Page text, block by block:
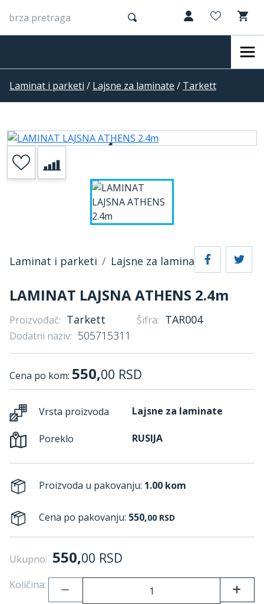
Laminat i parketi / Lajsne za laminate / Tarkett
Laminat i parketi Lajsne za laminate
LAMINAT LAJSNA ATHENS 2.4m
Proizvođač: Tarkett Šifra: TAR004
Dodatni naziv: 505715311
Cena po kom: 550,00 RSD
Vrsta proizvoda Lajsne za laminate
Poreklo RUSIJA
Proizvoda u pakovanju: 1.00 kom
Cena po pakovanju: 550,00 RSD
Ukupno: 550,00 RSD
Količina: